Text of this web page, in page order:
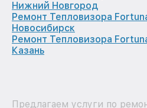
Нижний Новгород
Ремонт Тепловизора
Новосибирск
Ремонт Тепловизора
Казань
Предлагаем услуги по